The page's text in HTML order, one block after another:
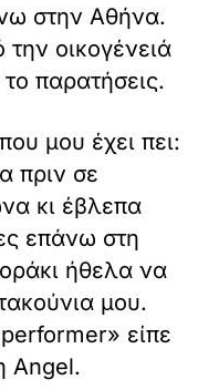
στην Αθήνα.
οικογένειά
παρατήσεις.
μου έχει πει:
πριν σε
κι έβλεπα
επάνω στη
ήθελα να
μου.
είπε
Angel.